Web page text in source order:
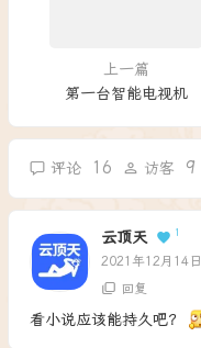
上一篇
第一台智能电视机
评论 16 访客 9
云顶天 1
2021年12月14日
回复
看小说应该能持久吧？